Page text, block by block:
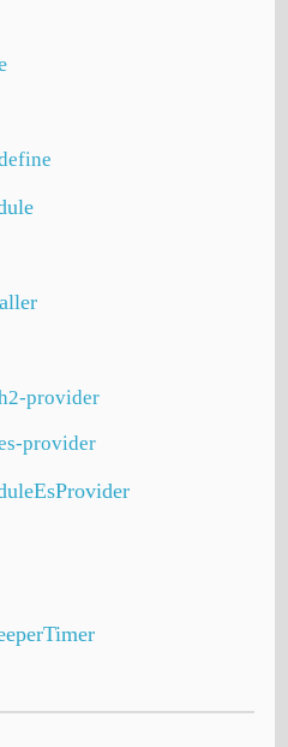
provider
provider